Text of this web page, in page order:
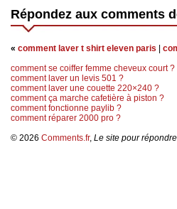
Répondez aux comments
« comment laver t shirt eleven paris
comment se coiffer femme cheveux court ?
comment laver un levis 501 ?
comment laver une couette 220×240 ?
comment ça marche cafetière à piston ?
comment fonctionne paylib ?
comment réparer 2000 pro ?
© 2026 Comments.fr, Le site pour